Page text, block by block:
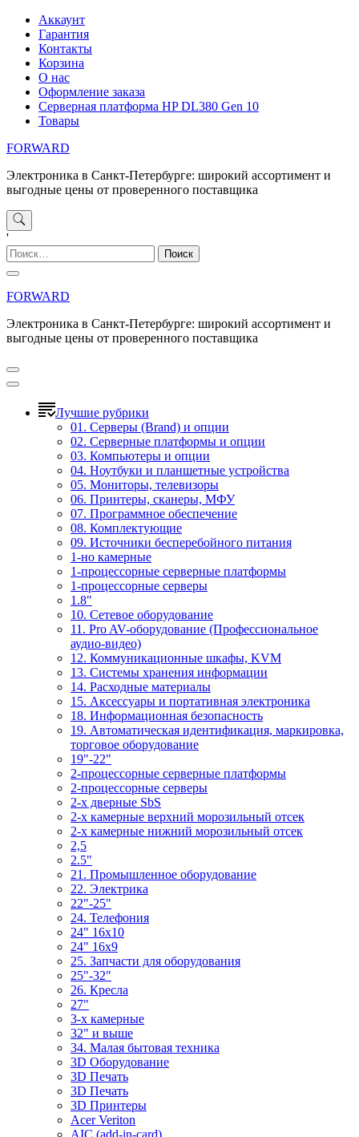
Перейти
содержимому
Аккаунт
Гарантия
Контакты
Корзина
О нас
Оформление заказа
Серверная платформа HP DL380 Gen 10
Товары
FORWARD
Электроника в Санкт-Петербурге: широкий ассортимент и
выгодные цены от проверенного поставщика
'
Найти:
FORWARD
Электроника в Санкт-Петербурге: широкий ассортимент и
выгодные цены от проверенного поставщика
Лучшие рубрики
01. Серверы (Brand) и опции
02. Серверные платформы и опции
03. Компьютеры и опции
04. Ноутбуки и планшетные устройства
05. Мониторы, телевизоры
06. Принтеры, сканеры, МФУ
07. Программное обеспечение
08. Комплектующие
09. Источники бесперебойного питания
1-но камерные
1-процессорные серверные платформы
1-процессорные серверы
1.8"
10. Сетевое оборудование
11. Pro AV-оборудование (Профессиональное
аудио-видео)
12. Коммуникационные шкафы, KVM
13. Системы хранения информации
14. Расходные материалы
15. Аксессуары и портативная электроника
18. Информационная безопасность
19. Автоматическая идентификация, маркировка,
торговое оборудование
19"-22"
2-процессорные серверные платформы
2-процессорные серверы
2-х дверные SbS
2-х камерные верхний морозильный отсек
2-х камерные нижний морозильный отсек
2,5
2.5"
21. Промышленное оборудование
22. Электрика
22"-25"
24. Телефония
24" 16x10
24" 16x9
25. Запчасти для оборудования
25"-32"
26. Кресла
27"
3-x камерные
32" и выше
34. Малая бытовая техника
3D Оборудование
3D Печать
3D Печать
3D Принтеры
Acer Veriton
AIC (add-in-card)